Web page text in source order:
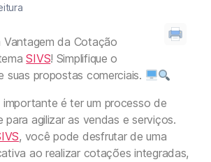
Vantagem da Cotação
SIVS! Simplifique o
suas propostas comerciais.
é ter um processo de
agilizar as vendas e serviços.
, você pode desfrutar de uma
ao realizar cotações integradas,